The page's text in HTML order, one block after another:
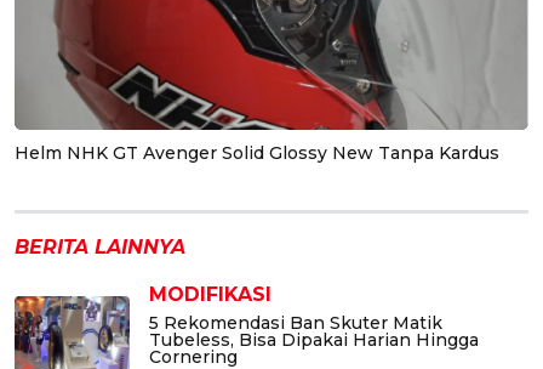
Helm NHK GT Avenger Solid Glossy New Tanpa Kardus
BERITA LAINNYA
MODIFIKASI
5 Rekomendasi Ban Skuter Matik
Tubeless, Bisa Dipakai Harian Hingga
Cornering